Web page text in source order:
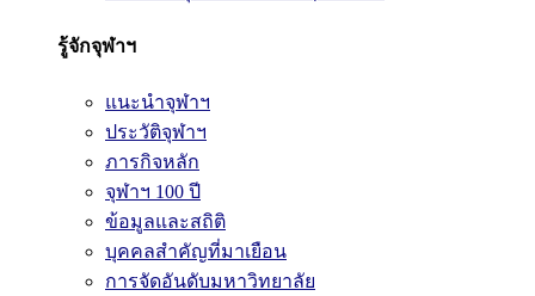
รู้จักจุฬาฯ
แนะนำจุฬาฯ
ประวัติจุฬาฯ
ภารกิจหลัก
จุฬาฯ 100 ปี
ข้อมูลและสถิติ
บุคคลสำคัญที่มาเยือน
การจัดอันดับมหาวิทยาลัย